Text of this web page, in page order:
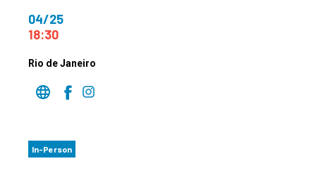
04/25
18:30
Rio de Janeiro
In-Person